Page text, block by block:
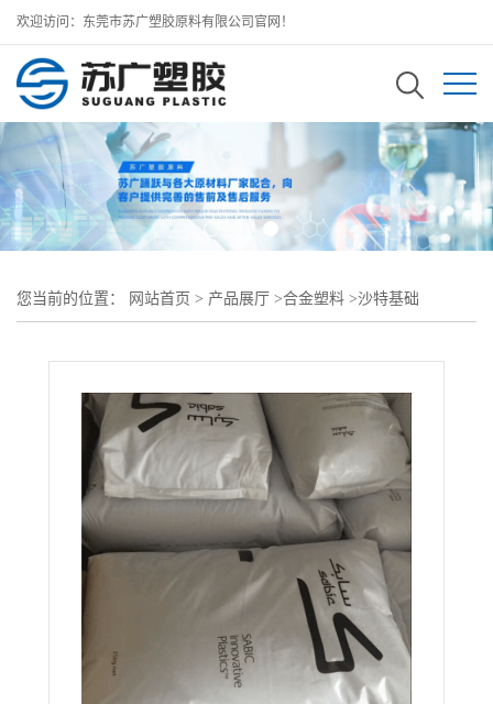
欢迎访问：东莞市苏广塑胶原料有限公司官网！
您当前的位置： 网站首页 > 产品展厅 >合金塑料 >沙特基础